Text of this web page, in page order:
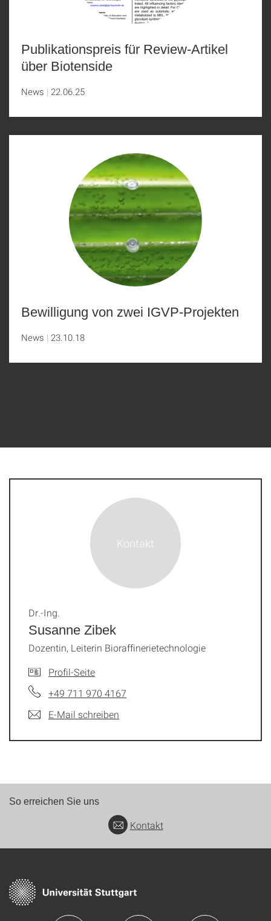
Publikationspreis für Review-Artikel
über Biotenside
News 22.06.25
Bewilligung von zwei IGVP-Projekten
News 23.10.18
Susanne Zibek
Dr.-Ing.
Dozentin, Leiterin Bioraffinerietechnologie
Profil-Seite
+49 711 970 4167
E-Mail schreiben
So erreichen Sie uns
Kontakt